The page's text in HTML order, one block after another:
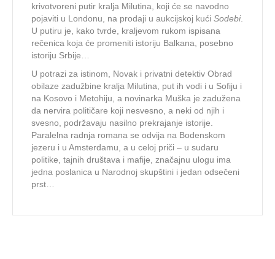
krivotvoreni putir kralja Milutina, koji će se navodno
pojaviti u Londonu, na prodaji u aukcijskoj kući Sodebi.
U putiru je, kako tvrde, kraljevom rukom ispisana
rečenica koja će promeniti istoriju Balkana, posebno
istoriju Srbije…
U potrazi za istinom, Novak i privatni detektiv Obrad
obilaze zadužbine kralja Milutina, put ih vodi i u Sofiju i
na Kosovo i Metohiju, a novinarka Muška je zadužena
da nervira političare koji nesvesno, a neki od njih i
svesno, podržavaju nasilno prekrajanje istorije.
Paralelna radnja romana se odvija na Bodenskom
jezeru i u Amsterdamu, a u celoj priči – u sudaru
politike, tajnih društava i mafije, značajnu ulogu ima
jedna poslanica u Narodnoj skupštini i jedan odsečeni
prst…